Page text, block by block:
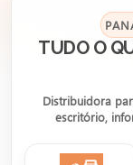
TUDO O
Distribuidora
escritório,